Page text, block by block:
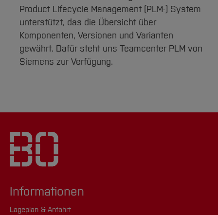
Product Lifecycle Management (PLM-) System
unterstützt, das die Übersicht über
Komponenten, Versionen und Varianten
gewährt. Dafür steht uns Teamcenter PLM von
Siemens zur Verfügung.
Informationen
Lageplan & Anfahrt